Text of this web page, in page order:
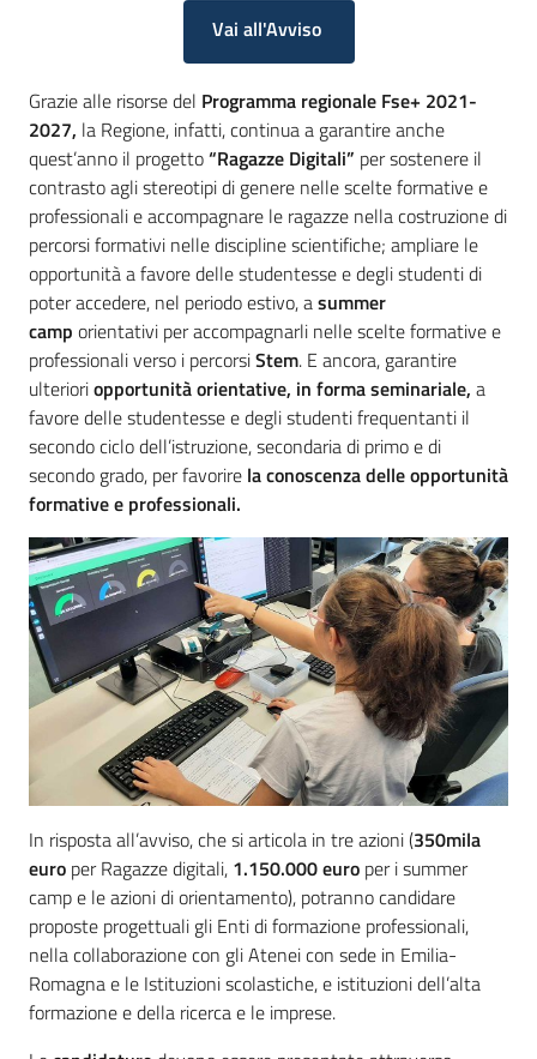
Vai all'Avviso
Grazie alle risorse del Programma regionale Fse+ 2021-
2027, la Regione, infatti, continua a garantire anche
quest’anno il progetto“Ragazze Digitali” per sostenere il
contrasto agli stereotipi di genere nelle scelte formative e
professionali e accompagnare le ragazze nella costruzione di
percorsi formativi nelle discipline scientifiche; ampliare le
opportunità a favore delle studentesse e degli studenti di
poter accedere, nel periodo estivo, asummer
camp orientativi per accompagnarli nelle scelte formative e
professionali verso i percorsiStem. E ancora, garantire
ulterioriopportunità orientative, in forma seminariale, a
favore delle studentesse e degli studenti frequentanti il
secondo ciclo dell’istruzione, secondaria di primo e di
secondo grado, per favorire la conoscenza delle opportunità
formative e professionali.
In risposta all’avviso, che si articola in tre azioni (350mila
euro per Ragazze digitali, 1.150.000 euro per i summer
camp e le azioni di orientamento), potranno candidare
proposte progettuali gli Enti di formazione professionali,
nella collaborazione con gli Atenei con sede in Emilia-
Romagna e le Istituzioni scolastiche, e istituzioni dell’alta
formazione e della ricerca e le imprese.